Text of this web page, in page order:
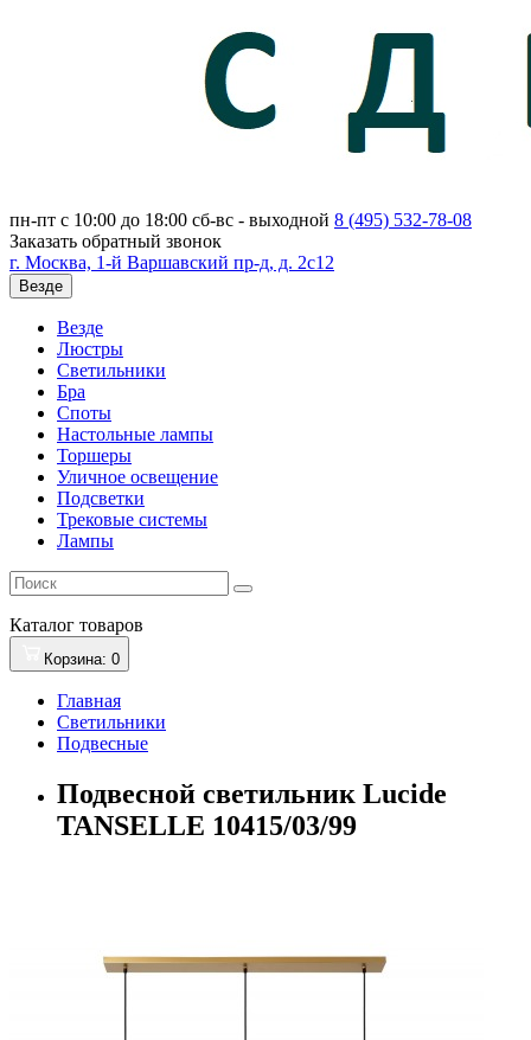
пн-пт с 10:00 до 18:00 сб-вс - выходной 8 (495) 532-78-08
Заказать обратный звонок
г. Москва, 1-й Варшавский пр-д, д. 2с12
Везде
Везде
Люстры
Светильники
Бра
Споты
Настольные лампы
Торшеры
Уличное освещение
Подсветки
Трековые системы
Лампы
Каталог товаров
Корзина: 0
Главная
Светильники
Подвесные
Подвесной светильник Lucide
TANSELLE 10415/03/99